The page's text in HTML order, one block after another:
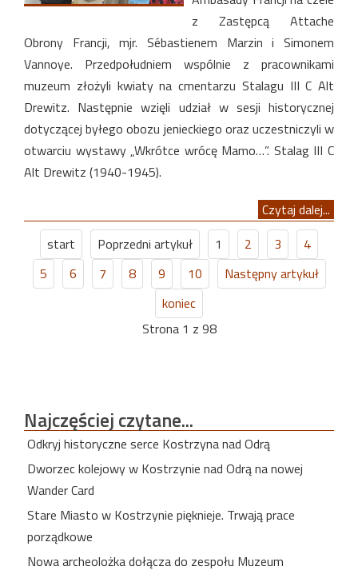
z Zastępcą Attache
Obrony Francji, mjr. Sébastienem Marzin i Simonem
Vannoye. Przedpołudniem wspólnie z pracownikami
muzeum złożyli kwiaty na cmentarzu Stalagu III C Alt
Drewitz. Następnie wzięli udział w sesji historycznej
dotyczącej byłego obozu jenieckiego oraz uczestniczyli w
otwarciu wystawy „Wkrótce wrócę Mamo…”. Stalag III C
Alt Drewitz (1940-1945).
Czytaj dalej...
start
Poprzedni artykuł 1 2 3
4
5
6 7 8 9 10
Następny artykuł
koniec
Strona 1 z 98
Najczęściejczytane...
Odkryj historyczne serce Kostrzyna nad Odrą
Dworzec kolejowy w Kostrzynie nad Odrą na nowej
Wander Card
Stare Miasto w Kostrzynie pięknieje. Trwają prace
porządkowe
Nowa archeolożka dołącza do zespołu Muzeum